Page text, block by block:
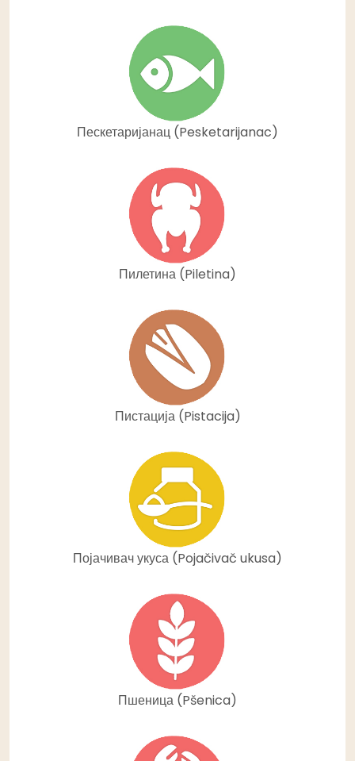
Пескетаријанац (Pesketarijanac)
Пилетина (Piletina)
Пистација (Pistacija)
Појачивач укуса (Pojačivač ukusa)
Пшеница (Pšenica)